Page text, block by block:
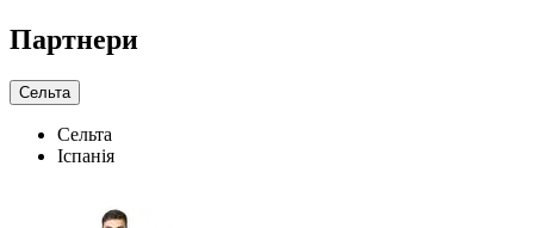
Партнери
Сельта
Сельта
Іспанія